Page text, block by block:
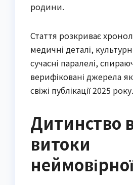
родини.
Стаття розкриває
медичні деталі,
сучасні паралелі,
верифіковані джерела як
свіжі публікації 2025 року.
Дитинство
витоки